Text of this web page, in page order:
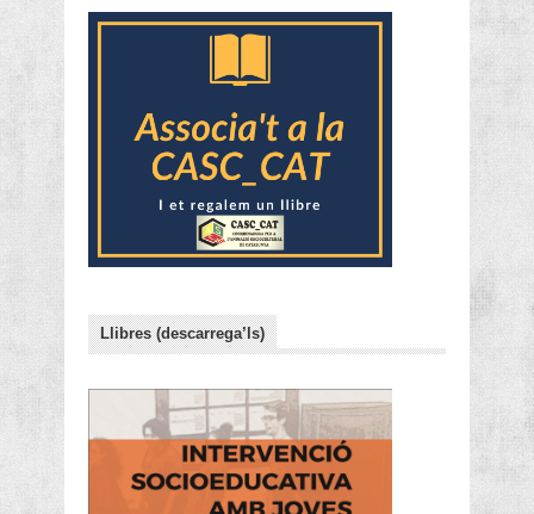
Llibres (descarrega’ls)